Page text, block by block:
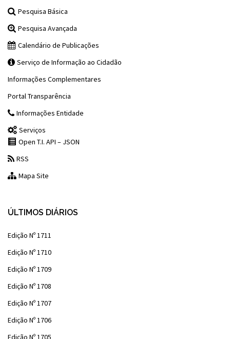
Pesquisa Básica
Pesquisa Avançada
Calendário de Publicações
Serviço de Informação ao Cidadão
Informações Complementares
Portal Transparência
Informações Entidade
Serviços
Open T.I. API – JSON
RSS
Mapa Site
ÚLTIMOS DIÁRIOS
Edição Nº 1711
Edição Nº 1710
Edição Nº 1709
Edição Nº 1708
Edição Nº 1707
Edição Nº 1706
Edição Nº 1705